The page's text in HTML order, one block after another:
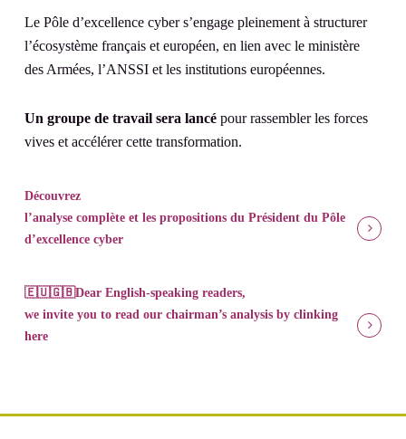
Le Pôle d’excellence cyber s’engage pleinement à structurer
l’écosystème français et européen, en lien avec le ministère
des Armées, l’ANSSI et les institutions européennes.
Un groupe de travail sera lancépour rassembler les forces
vives et accélérer cette transformation.
Découvrez
l’analyse complète et les propositions du Président du Pôle
d’excellence cyber
🇪🇺🇬🇧Dear English-speaking readers,
we invite you to read our chairman’s analysis by clinking
here